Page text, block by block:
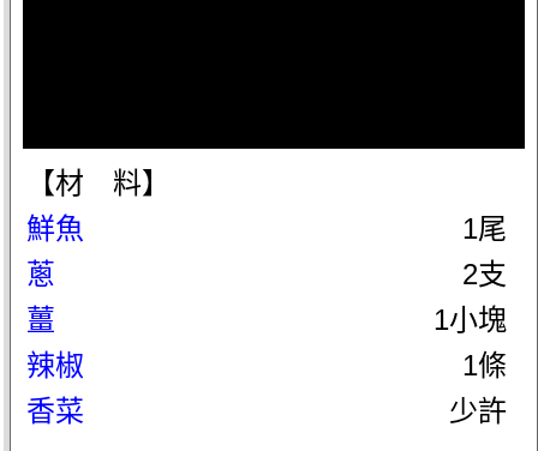
【材 料】
鮮魚
1尾
蔥
2支
薑
1小塊
辣椒
1條
香菜
少許